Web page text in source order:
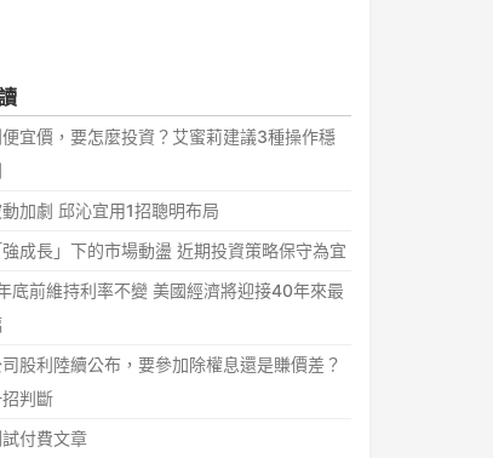
宜價，要怎麼投資？艾蜜莉建議3種操作穩
加劇 邱沁宜用1招聰明布局
成長」下的市場動盪 近期投資策略保守為宜
底前維持利率不變 美國經濟將迎接40年來最
司股利陸續公布，要參加除權息還是賺價差？
判斷
付費文章